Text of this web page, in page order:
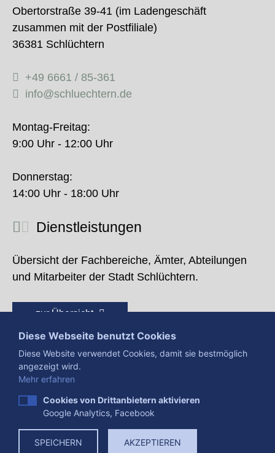
Obertorstraße 39-41 (im Ladengeschäft
zusammen mit der Postfiliale)
36381 Schlüchtern
+49 6661 / 85-361
info@schluechtern.de
Montag-Freitag:
9:00 Uhr - 12:00 Uhr
Donnerstag:
14:00 Uhr - 18:00 Uhr
Dienstleistungen
Übersicht der Fachbereiche, Ämter, Abteilungen
und Mitarbeiter der Stadt Schlüchtern.
zur Übersicht
Presse Impressum
Datenschutzerklärung
Datenverarbeitung
Cookies
Diese Webseite benutzt Cookies
Diese Website verwendet Cookies, damit sie bestmöglich
angezeigt wird.
Mehr erfahren
Cookies von Drittanbietern aktivieren
Google Analytics, Facebook
SPEICHERN AKZEPTIEREN